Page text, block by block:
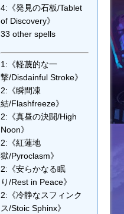
4:《発見の石板/Tablet
of Discovery》
33 other spells
1:《軽蔑的な一
撃/Disdainful Stroke》
2:《瞬間凍
結/Flashfreeze》
2:《真昼の決闘/High
Noon》
2:《紅蓮地
獄/Pyroclasm》
2:《安らかなる眠
り/Rest in Peace》
2:《冷静なスフィンク
ス/Stoic Sphinx》